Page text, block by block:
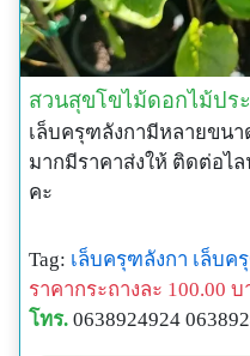
สวนสุขโขไม้ดอกไม้ปร
เล็บครุฑลังกามีหลายขน
มากมีราคาส่งให้ ติดต่อไ
คะ
Tag: เล็บครุฑลังกา เล็บค
ราคากระถางละ 100.00 บ
โทร. 0638924924